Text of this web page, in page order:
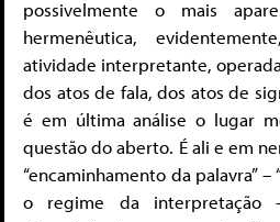
possivelmente o mais
hermenêutica,
atividade interpretante,
dos atos de fala, dos atos de
é em última análise o lugar
questão do aberto. É ali e em
“encaminhamento da palavra” –
o regime da